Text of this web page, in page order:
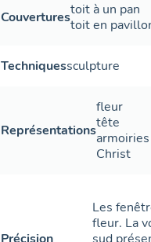
Couverturestoit à un pan
toit en
Techniquessculpture
Représentations
fleur
tête
armoiries
Christ
Les
fleur. La